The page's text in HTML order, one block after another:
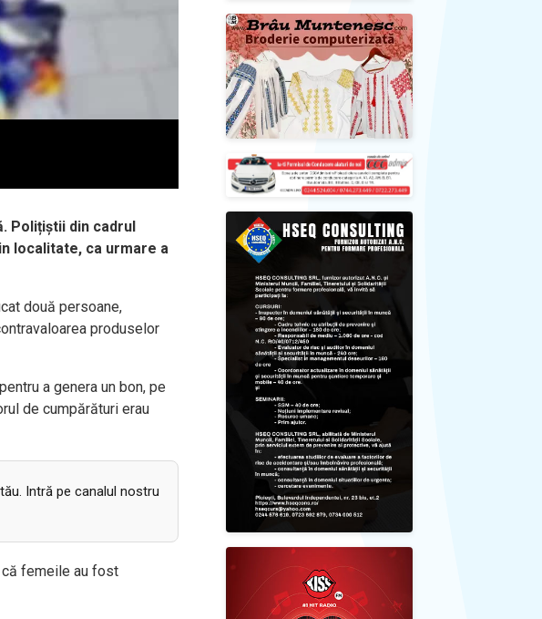
Polițiștii din cadrul
localitate, ca urmare a
două persoane,
produselor
a genera un bon, pe
de cumpărături erau
Intră pe canalul nostru
femeile au fost